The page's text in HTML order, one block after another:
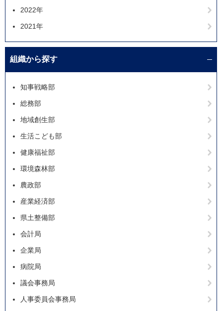
2022年
2021年
組織から探す
知事戦略部
総務部
地域創生部
生活こども部
健康福祉部
環境森林部
農政部
産業経済部
県土整備部
会計局
企業局
病院局
議会事務局
人事委員会事務局